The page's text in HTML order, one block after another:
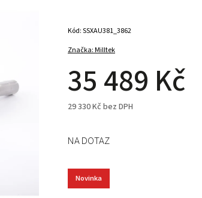
Značka:Milltek
35 489 Kč
29 330 Kč bez DPH
Kód:SSXAU381_3862
Novinka
NA DOTAZ